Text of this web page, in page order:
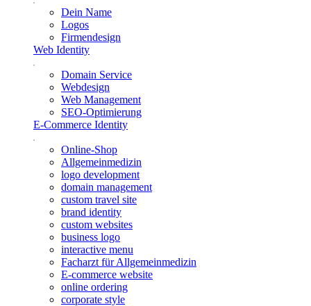
Dein Name
Logos
Firmendesign
Web Identity
Domain Service
Webdesign
Web Management
SEO-Optimierung
E-Commerce Identity
Online-Shop
Allgemeinmedizin
logo development
domain management
custom travel site
brand identity
custom websites
business logo
interactive menu
Facharzt für Allgemeinmedizin
E-commerce website
online ordering
corporate style